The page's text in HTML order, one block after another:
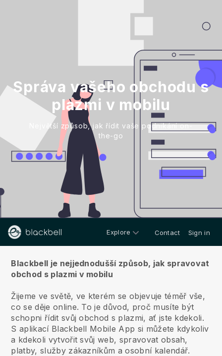
Správa vašeho obchodu s
plazmi v mobilu
Největší způsob, jak řídit vaše podnikání on-
the-go
Explore Contact Sign in
Blackbell je nejjednodušší způsob, jak spravovat
obchod s plazmi v mobilu
Žijeme ve světě, ve kterém se objevuje téměř vše,
co se děje online. To je důvod, proč musíte být
schopni řídit svůj obchod s plazmi, ať jste kdekoli.
S aplikací Blackbell Mobile App si můžete kdykoliv
a kdekoli vytvořit svůj web, spravovat obsah,
platby, služby zákazníkům a osobní kalendář.